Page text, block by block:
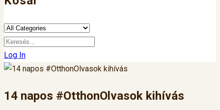
Log In
14 napos #OtthonOlvasok kihívás